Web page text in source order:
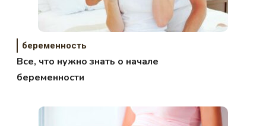
беременность
Все, что нужно знать о начале
беременности